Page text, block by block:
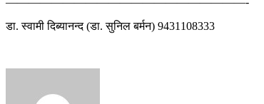
डा. स्वामी दिब्यानन्द (डा. सुनिल बर्मन) 9431108333